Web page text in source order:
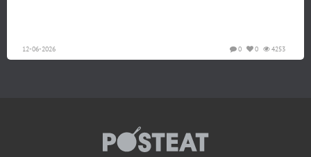
12-06-2026 4253
0
0